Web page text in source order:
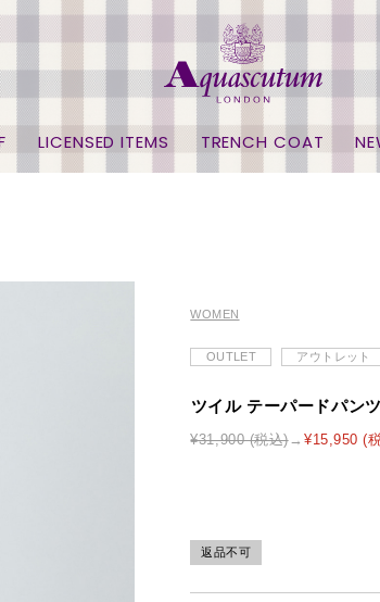
LICENSED ITEMS TRENCH COAT
WOMEN
OUTLET アウトレット
ツイル テーパードパンツ
¥31,900 (税込) ¥15,950 (
返品不可